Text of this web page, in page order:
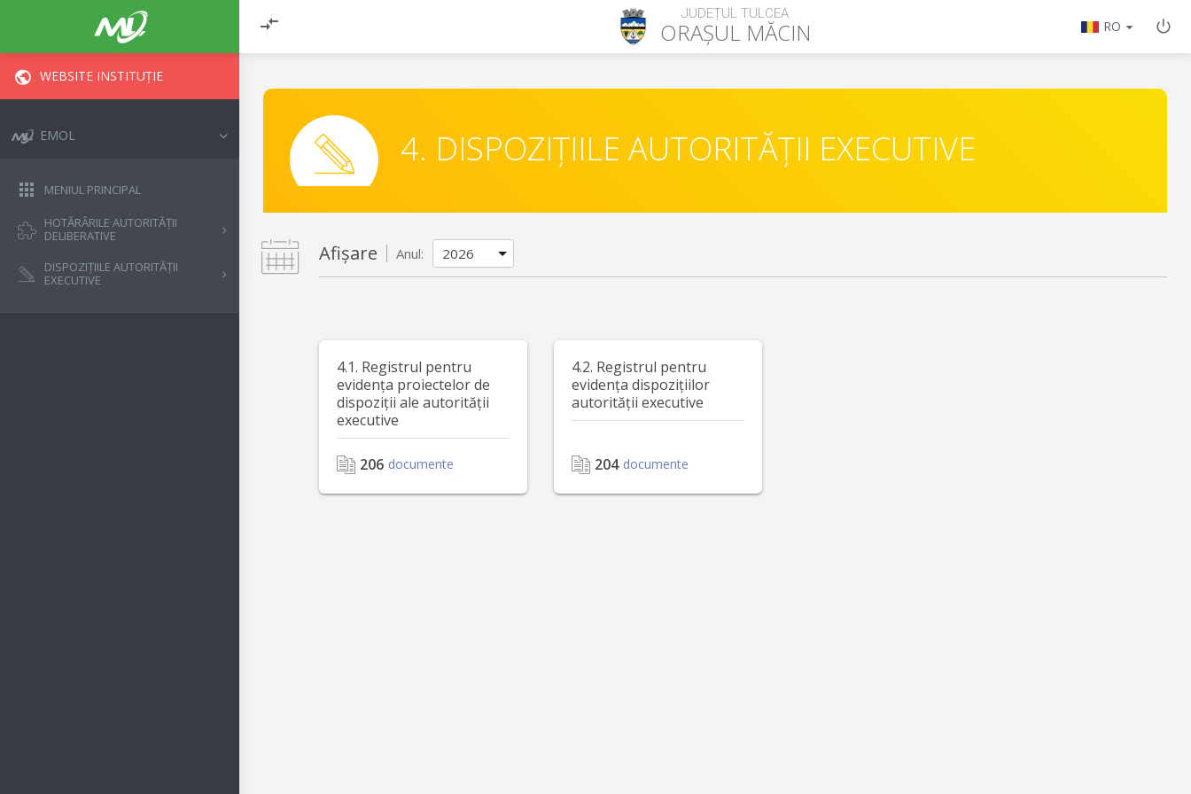
JUDEȚUL TULCEA
ORAȘUL MĂCIN RO
WEBSITE INSTITUȚIE
EMOL
MENIUL PRINCIPAL
HOTĂRÂRILE AUTORITĂȚII
DELIBERATIVE
DISPOZIȚIILE AUTORITĂȚII
EXECUTIVE
4. DISPOZIȚIILE AUTORITĂȚII EXECUTIVE
Afișare Anul:
4.1. Registrul pentru
evidența proiectelor de
dispoziții ale autorității
executive
206 documente
4.2. Registrul pentru
evidența dispozițiilor
autorității executive
204 documente